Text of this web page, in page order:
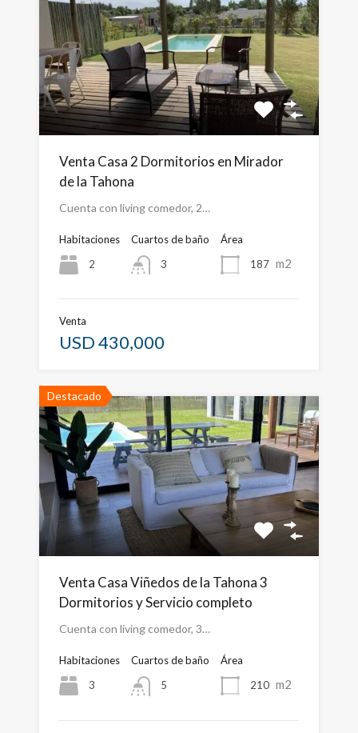
Venta Casa 2 Dormitorios en Mirador
de la Tahona
Cuenta con living comedor, 2…
Habitaciones
2
Cuartos de baño
3
Área
187 m2
Venta
USD 430,000
Destacado
Venta Casa Viñedos de la Tahona 3
Dormitorios y Servicio completo
Cuenta con living comedor, 3…
Habitaciones
3
Cuartos de baño
5
Área
210 m2